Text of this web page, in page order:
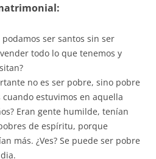
ser santos sin ser
todo lo que tenemos y
no es ser pobre, sino pobre
estuvimos en aquella
Eran gente humilde, tenían
de espíritu, porque
más. ¿Ves? Se puede ser pobre